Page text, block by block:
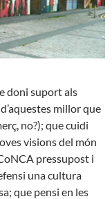
doni suport als
millor que
no?); que cuidi
visions del món
pressupost i
una cultura
que pensi en les